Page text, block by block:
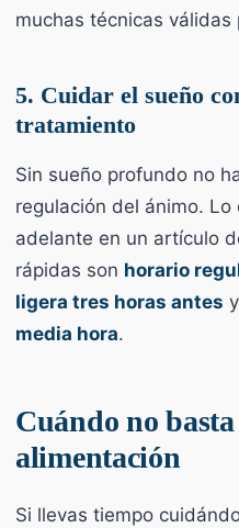
muchas técnicas válidas
5. Cuidar el sueño
tratamiento
Sin sueño profundo no
regulación del ánimo.
adelante en un artículo
rápidas son horario
ligera tres horas antes y
media hora.
Cuándo no
alimentación
Si llevas tiempo